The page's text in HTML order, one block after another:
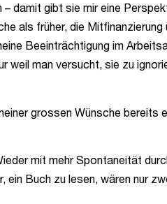
damit gibt sie mir eine
als früher, die
Beeinträchtigung im
man versucht, sie zu
grossen Wünsche bereits
mit mehr Spontaneität
Buch zu lesen, wären nur